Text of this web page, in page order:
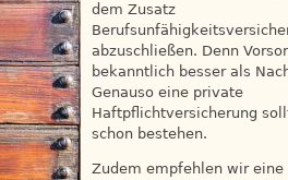
dem Zusatz
abzuschließen. Denn
bekanntlich besser als
Genauso eine private
Haftpflichtversicherung
schon bestehen.
Zudem empfehlen wir eine